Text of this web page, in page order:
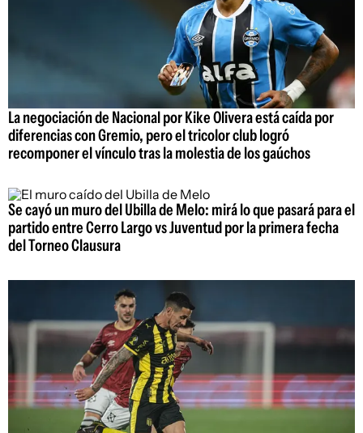
La negociación de Nacional por Kike Olivera está caída por
diferencias con Gremio, pero el tricolor club logró
recomponer el vínculo tras la molestia de los gaúchos
Se cayó un muro del Ubilla de Melo: mirá lo que pasará para el
partido entre Cerro Largo vs Juventud por la primera fecha
del Torneo Clausura